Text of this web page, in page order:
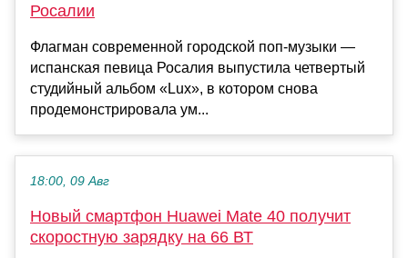
Росалии
Флагман современной городской поп-музыки —
испанская певица Росалия выпустила четвертый
студийный альбом «Lux», в котором снова
продемонстрировала ум...
18:00, 09 Авг
Новый смартфон Huawei Mate 40 получит
скоростную зарядку на 66 ВТ